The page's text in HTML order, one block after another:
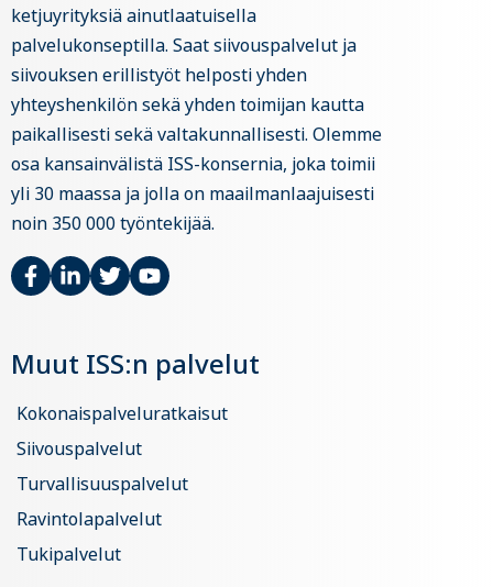
ketjuyrityksiä ainutlaatuisella
palvelukonseptilla. Saat siivouspalvelut ja
siivouksen erillistyöt helposti yhden
yhteyshenkilön sekä yhden toimijan kautta
paikallisesti sekä valtakunnallisesti. Olemme
osa kansainvälistä ISS-konsernia, joka toimii
yli 30 maassa ja jolla on maailmanlaajuisesti
noin 350 000 työntekijää.
Muut ISS:n palvelut
Kokonaispalveluratkaisut
Siivouspalvelut
Turvallisuuspalvelut
Ravintolapalvelut
Tukipalvelut